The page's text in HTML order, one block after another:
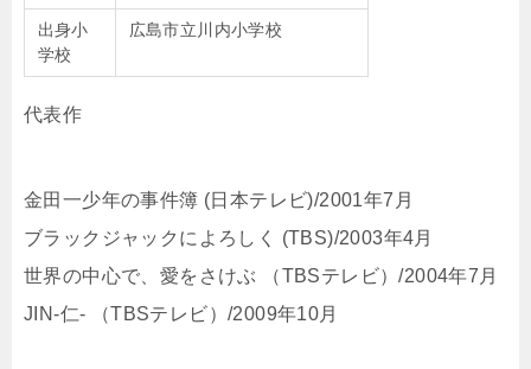
出身小
学校
広島市立川内小学校
代表作
金田一少年の事件簿 (日本テレビ)/2001年7月
ブラックジャックによろしく (TBS)/2003年4月
世界の中心で、愛をさけぶ （TBSテレビ）/2004年7月
JIN-仁- （TBSテレビ）/2009年10月